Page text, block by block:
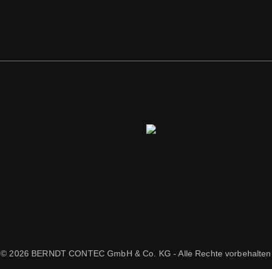
© 2026 BERNDT CONTEC GmbH & Co. KG - Alle Rechte